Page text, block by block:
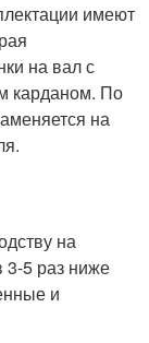
имеют
на вал с
карданом. По
на
на
3-5 раз ниже
и